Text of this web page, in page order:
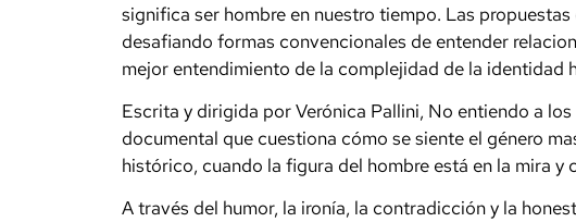
significa ser hombre en nuestro tiempo. Las
desafiando formas convencionales de entender
mejor entendimiento de la complejidad de la identidad
Escrita y dirigida por Verónica Pallini, No entiendo a
documental que cuestiona cómo se siente el género
histórico, cuando la figura del hombre está en la mira y
A través del humor, la ironía, la contradicción y la